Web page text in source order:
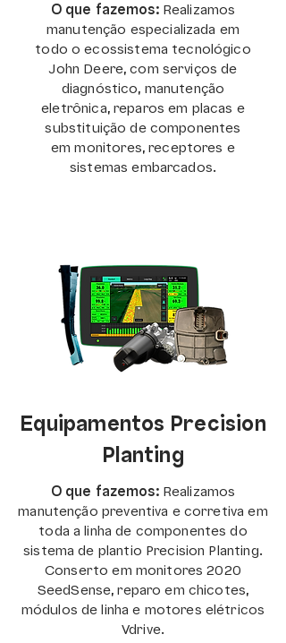
O que fazemos:Realizamos
manutenção especializada em
todo o ecossistema tecnológico
John Deere, com serviços de
diagnóstico, manutenção
eletrônica, reparos em placas e
substituição de componentes
em monitores, receptores e
sistemas embarcados.
Equipamentos Precision
Planting
O que fazemos: Realizamos
manutenção preventiva e corretiva em
toda a linha de componentes do
sistema de plantio Precision Planting.
Conserto em monitores 2020
SeedSense, reparo em chicotes,
módulos de linha e motores elétricos
Vdrive.